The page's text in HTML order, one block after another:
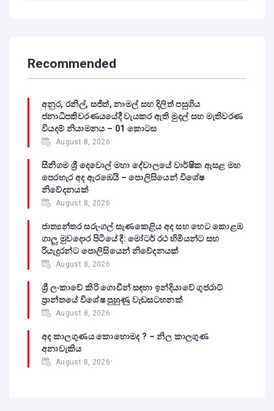
Recommended
අනුර, රනිල්, සජිත්, නාමල් සහ දිලිත් පසුගිය
ජනාධිපතිවරණයයේදී වැයකර ඇති මුදල් සහ මැතිවරණ
වියදම් නියාමනය – 01 කොටස
August 8, 2026
සීනිගම ශ්‍රී දෙවොල් මහා දේවාලයේ වාර්ෂික ඇසළ මහ
පෙරහැර අද ඇරඹෙයි – පොලිසියෙන් විශේෂ
නිවේදනයක්
August 8, 2026
ජාත්‍යන්තර සරුංගල් සැණකෙළිය අද සහ හෙට කොළඹ
ගාලු මුවදොර පිටියේ දී: මෝටර් රථ හිමියන්ට සහ
රියැදුරන්ට පොලිසියෙන් නිවේදනයක්
August 8, 2026
ශ්‍රී ලංකාවේ කිරි ගොවීන් සඳහා ඉන්දියාවේ ගුජරාට්
ප්‍රාන්තයේ විශේෂ පුහුණු වැඩසටහනක්
August 8, 2026
අද කාලගුණය කොහොමද ? – නිල කාලගුණ
අනාවැකිය
August 8, 2026